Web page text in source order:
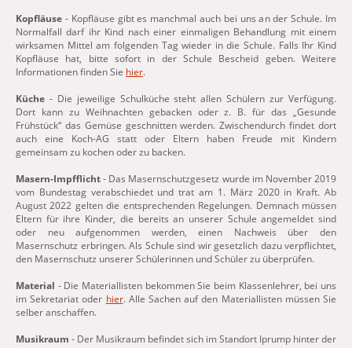
Kopfläuse - Kopfläuse gibt es manchmal auch bei uns an der Schule. Im
Normalfall darf ihr Kind nach einer einmaligen Behandlung mit einem
wirksamen Mittel am folgenden Tag wieder in die Schule. Falls Ihr Kind
Kopfläuse hat, bitte sofort in der Schule Bescheid geben. Weitere
Informationen finden Sie hier.
Küche - Die jeweilige Schulküche steht allen Schülern zur Verfügung.
Dort kann zu Weihnachten gebacken oder z. B. für das „Gesunde
Frühstück“ das Gemüse geschnitten werden. Zwischendurch findet dort
auch eine Koch-AG statt oder Eltern haben Freude mit Kindern
gemeinsam zu kochen oder zu backen.
Masern-Impfflicht- Das Masernschutzgesetz wurde im November 2019
vom Bundestag verabschiedet und trat am 1. März 2020 in Kraft. Ab
August 2022 gelten die entsprechenden Regelungen. Demnach müssen
Eltern für ihre Kinder, die bereits an unserer Schule angemeldet sind
oder neu aufgenommen werden, einen Nachweis über den
Masernschutz erbringen. Als Schule sind wir gesetzlich dazu verpflichtet,
den Masernschutz unserer Schülerinnen und Schüler zu überprüfen.
Material - Die Materiallisten bekommen Sie beim Klassenlehrer, bei uns
im Sekretariat oder hier. Alle Sachen auf den Materiallisten müssen Sie
selber anschaffen.
Musikraum - Der Musikraum befindet sich im Standort Iprump hinter der